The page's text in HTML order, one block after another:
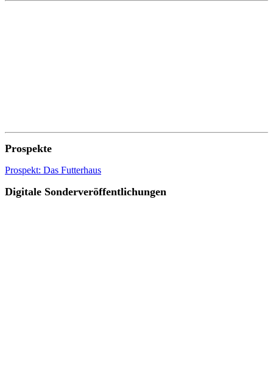
Prospekte
Prospekt: Das Futterhaus
Digitale Sonderveröffentlichungen